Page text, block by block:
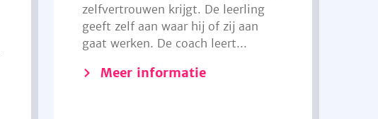
zelfvertrouwen krijgt. De leerling
geeft zelf aan waar hij of zij aan
gaat werken. De coach leert...
Meer informatie